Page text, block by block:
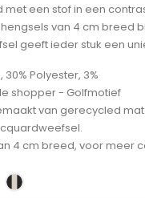
een stof in een
hengsels van 4 cm breed
geeft ieder stuk een
30% Polyester, 3%
shopper - Golfmotief
van gerecycled
4 cm breed, voor meer